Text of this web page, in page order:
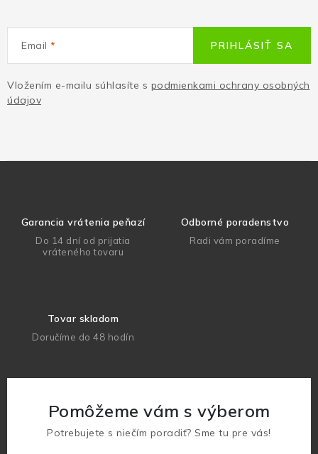
Email
Vložením e-mailu súhlasíte s podmienkami ochrany osobných
údajov
PRIHLÁSIŤ SA
Garancia vrátenia peňazí
Do 14 dní od prijatia
vráteného tovaru
Odborné poradenstvo
Radi vám poradíme
Tovar skladom
Doručíme do 48 hodín
Pomôžeme vám s výberom
Potrebujete s niečím poradiť? Sme tu pre vás!